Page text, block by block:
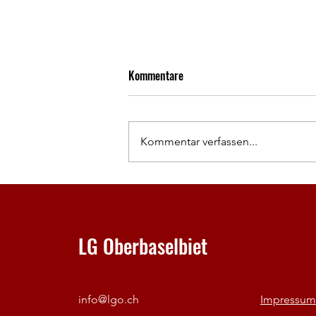
U20 Weltmeisterschaften Eugene
Kommentare
Kommentar verfassen...
LG Oberbaselbiet
info@lgo.ch Impressum